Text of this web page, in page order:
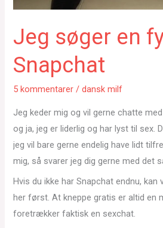
Jeg søger en
Snapchat
5 kommentarer /dansk milf
Jeg keder mig og vil gerne chatte
og ja, jeg er liderlig og har lyst til sex.
jeg vil bare gerne endelig have lidt
mig, så svarer jeg dig gerne med det
Hvis du ikke har Snapchat endnu,
her først. At kneppe gratis er altid en
foretrækker faktisk en sexchat.